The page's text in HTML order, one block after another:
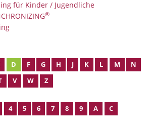
für Kinder / Jugendliche
®
D F G H J K L M
N
V W Z
4 5 6 7 8 9 A C